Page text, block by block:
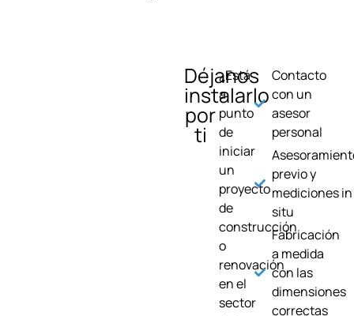
Déjanos
instalarlo
por
ti
¿Está
a
punto
de
iniciar
un
proyecto
de
construcción
o
renovación
en el
sector
Contacto
con un
asesor
personal
previo y
mediciones in
situ
Fabricación
a medida
con las
dimensiones
correctas